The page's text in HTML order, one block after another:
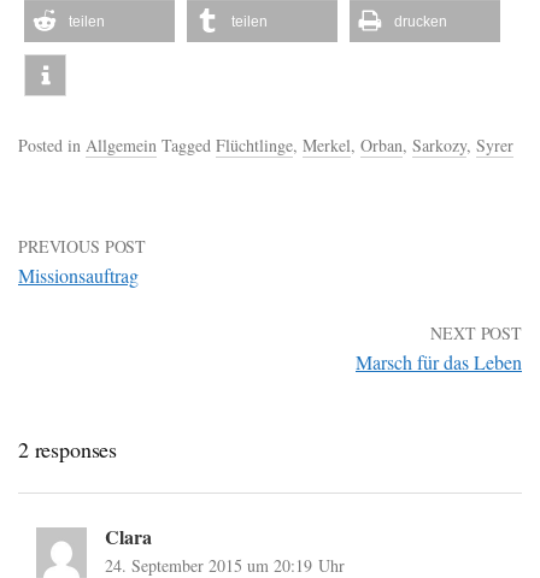
teilen teilen drucken
Posted in Allgemein Tagged Flüchtlinge, Merkel, Orban, Sarkozy, Syrer
PREVIOUS POST
Missionsauftrag
NEXT POST
Marsch für das Leben
2 responses
Clara
24. September 2015 um 20:19 Uhr